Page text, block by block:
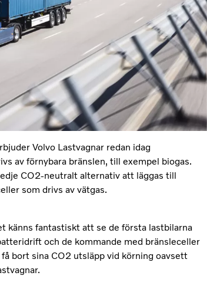
Volvo Lastvagnar redan idag
av förnybara bränslen, till exempel biogas.
CO2-neutralt alternativ att läggas till
som drivs av vätgas.
känns fantastiskt att se de första lastbilarna
och de kommande med bränsleceller
bort sina CO2 utsläpp vid körning oavsett